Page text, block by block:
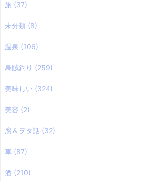
旅 (37)
未分類 (8)
温泉 (106)
烏賊釣り (259)
美味しい (324)
美容 (2)
腐＆ヲタ話 (32)
車 (87)
酒 (210)